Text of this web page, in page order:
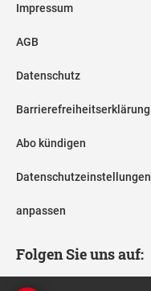
Impressum
AGB
Datenschutz
Barrierefreiheitserklärung
Abo kündigen
Datenschutzeinstellungen
anpassen
Folgen Sie uns auf: